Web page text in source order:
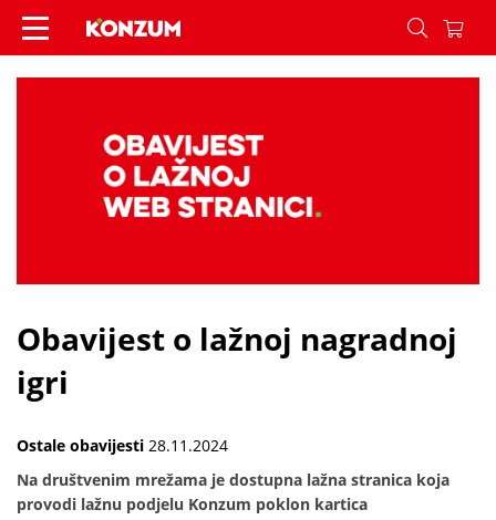
Obavijest o lažnoj nagradnoj igri - Vijesti -
Obavijest o lažnoj nagradnoj
igri
Ostale obavijesti 28.11.2024
Na društvenim mrežama je dostupna lažna stranica koja
provodi lažnu podjelu Konzum poklon kartica